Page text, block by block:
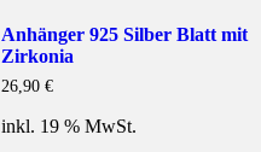
Anhänger 925 Silber Blatt mit
Zirkonia
26,90 €
inkl. 19 % MwSt.